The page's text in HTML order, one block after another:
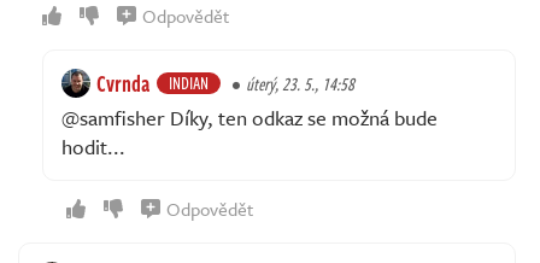
Odpovědět
Cvrnda INDIAN úterý, 23. 5., 14:58
@samfisher Díky, ten odkaz se možná bude
hodit...
Odpovědět